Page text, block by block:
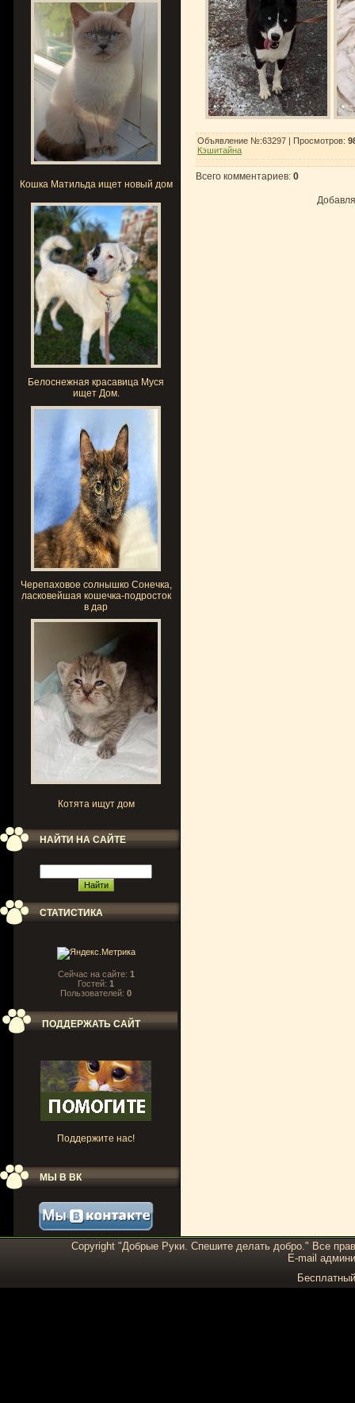
Кошка Матильда ищет новый дом
Белоснежная красавица Муся
ищет Дом.
Черепаховое солнышко Сонечка,
ласковейшая кошечка-подросток
в дар
Котята ищут дом
НАЙТИ НА САЙТЕ
СТАТИСТИКА
Сейчас на сайте: 1
Гостей: 1
Пользователей: 0
ПОДДЕРЖАТЬ САЙТ
Поддержите нас!
МЫ В ВК
Объявление №:63297 | Просмотров:
Кэшитайна
Всего комментариев: 0
Copyright "Добрые Руки. Спешите делать добро." Все
E-mail